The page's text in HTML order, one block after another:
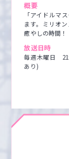
概要
「アイドルマ
ます。ミリオ
癒やしの時間！
放送日時
毎週木曜日　
あり)